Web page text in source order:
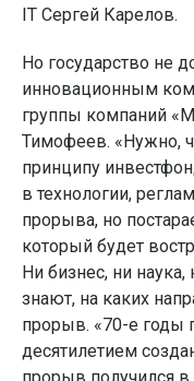
IT Сергей Карелов.
Но государство не
инновационным
группы компаний
Тимофеев. «Нужно,
принципу
в технологии,
прорыва, но
который будет
Ни бизнес, ни
знают, на каких
прорыв. «70-е годы
десятилетием